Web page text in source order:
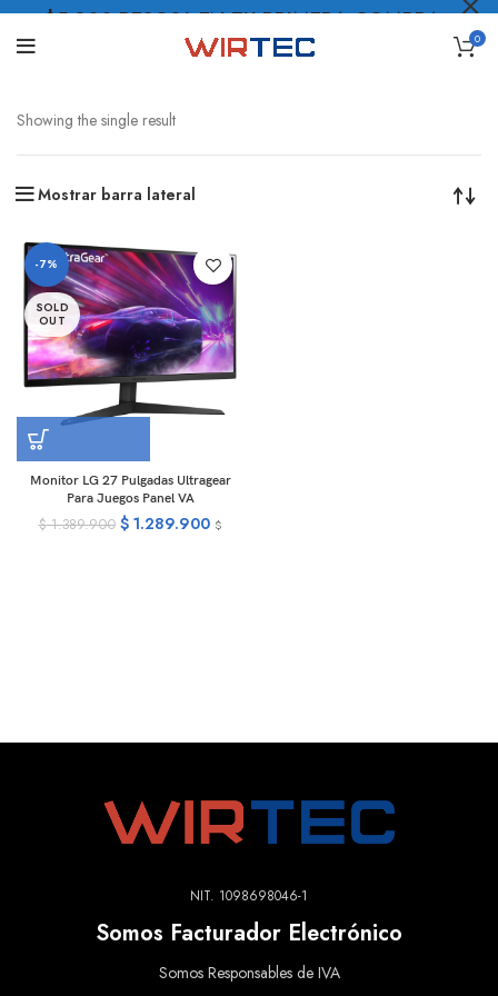
0
Showing the single result
Mostrar barra lateral
-7%
SOLD
OUT
Monitor LG 27 Pulgadas Ultragear
Para Juegos Panel VA
$1.389.900 $1.289.900 $
NIT. 1098698046-1
Somos Facturador Electrónico
Somos Responsables de IVA
$5.000 PESOS* EN TU PRIMERA COMPRA